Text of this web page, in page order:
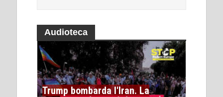
Audioteca
Trump bombarda l'Iran. La